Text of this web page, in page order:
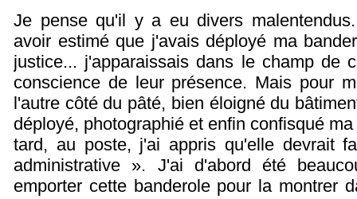
Je pense qu'il y a eu divers
avoir estimé que j'avais déployé ma
justice... j'apparaissais dans le champ de
conscience de leur présence. Mais pour
l'autre côté du pâté, bien éloigné du
déployé, photographié et enfin confisqué
tard, au poste, j'ai appris qu'elle devrait
administrative ». J'ai d'abord été
emporter cette banderole pour la montrer